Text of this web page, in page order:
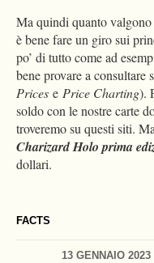
FACTS
13 GENNAIO 2023
Ma quindi quanto valgono
è bene fare un giro sui
po’ di tutto come ad
bene provare a
Prices e Price Charting).
soldo con le nostre carte
troveremo su questi siti.
Charizard Holo prima
dollari.